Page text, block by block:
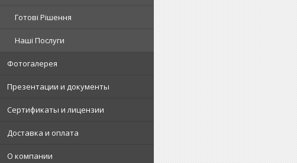
Готові Рішення
Наші Послуги
Фотогалерея
Презентации и документы
Сертификаты и лицензии
Доставка и оплата
О компании